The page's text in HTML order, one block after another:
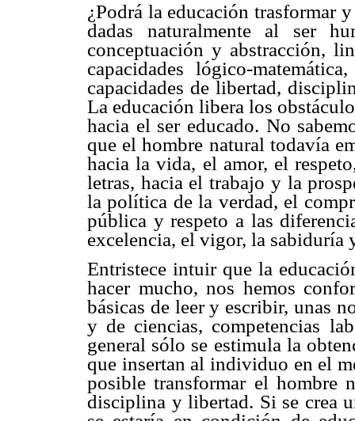
¿Podrá la educación trasformar
dadas naturalmente al ser
conceptuación y abstracción,
capacidades lógico-
capacidades de libertad,
La educación libera los
hacia el ser educado. No
que el hombre natural todavía
hacia la vida, el amor, el
letras, hacia el trabajo y la
la política de la verdad, el
pública y respeto a las
excelencia, el vigor, la sabiduría
Entristece intuir que la
hacer mucho, nos hemos
básicas de leer y escribir, unas
y de ciencias, competencias
general sólo se estimula la
que insertan al individuo en el
posible transformar el hombre
disciplina y libertad. Si se crea